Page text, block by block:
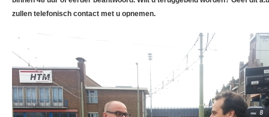
zullen telefonisch contact met u opnemen.